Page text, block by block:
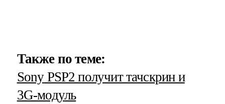
Также по теме:
SonyPSP2 получит тачскрин и
3G-модуль